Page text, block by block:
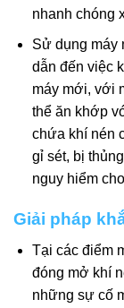
nhanh chóng
Sử dụng máy
dẫn đến việc
máy mới, với
thể ăn khớp
chứa khí nén
gỉ sét, bị
nguy hiểm
Giải pháp
Tại các điểm
đóng mở khí
những sự cố